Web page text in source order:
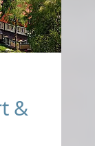
&